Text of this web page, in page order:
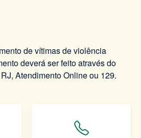
de vítimas de violência
deverá ser feito através do
Atendimento Online ou 129.